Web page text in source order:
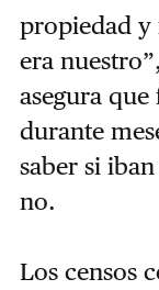
propiedad y
era
asegura
durante
saber si
no.
Los censos